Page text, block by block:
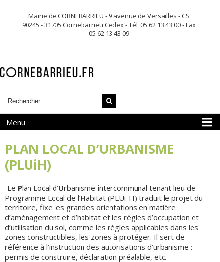
Mairie de CORNEBARRIEU - 9 avenue de Versailles - CS
90245 - 31705 Cornebarrieu Cedex - Tél. 05 62 13 43 00 - Fax
05 62 13 43 09
Menu
PLAN LOCAL D’URBANISME
(PLUiH)
Le Plan Local d’Urbanisme intercommunal tenant lieu de
Programme Local de l’Habitat (PLUi-H) traduit le projet du
territoire, fixe les grandes orientations en matière
d’aménagement et d’habitat et les règles d’occupation et
d’utilisation du sol, comme les règles applicables dans les
zones constructibles, les zones à protéger. Il sert de
référence à l’instruction des autorisations d’urbanisme :
permis de construire, déclaration préalable, etc.